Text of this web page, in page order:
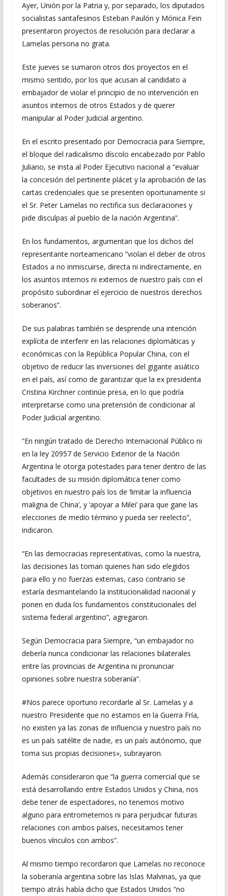
Ayer, Unión por la Patria y, por separado, los diputados
socialistas santafesinos Esteban Paulón y Mónica Fein
presentaron proyectos de resolución para declarar a
Lamelas persona no grata.
Este jueves se sumaron otros dos proyectos en el
mismo sentido, por los que acusan al candidato a
embajador de violar el principio de no intervención en
asuntos internos de otros Estados y de querer
manipular al Poder Judicial argentino.
En el escrito presentado por Democracia para Siempre,
el bloque del radicalismo díscolo encabezado por Pablo
Juliano, se insta al Poder Ejecutivo nacional a “evaluar
la concesión del pertinente plácet y la aprobación de las
cartas credenciales que se presenten oportunamente si
el Sr. Peter Lamelas no rectifica sus declaraciones y
pide disculpas al pueblo de la nación Argentina”.
En los fundamentos, argumentan que los dichos del
representante norteamericano “violan el deber de otros
Estados a no inmiscuirse, directa ni indirectamente, en
los asuntos internos ni externos de nuestro país con el
propósito subordinar el ejercicio de nuestros derechos
soberanos”.
De sus palabras también se desprende una intención
explícita de interferir en las relaciones diplomáticas y
económicas con la República Popular China, con el
objetivo de reducir las inversiones del gigante asiático
en el país, así como de garantizar que la ex presidenta
Cristina Kirchner continúe presa, en lo que podría
interpretarse como una pretensión de condicionar al
Poder Judicial argentino.
“En ningún tratado de Derecho Internacional Público ni
en la ley 20957 de Servicio Exterior de la Nación
Argentina le otorga potestades para tener dentro de las
facultades de su misión diplomática tener como
objetivos en nuestro país los de ‘limitar la influencia
maligna de China’, y ‘apoyar a Milei’ para que gane las
elecciones de medio término y pueda ser reelecto”,
indicaron.
“En las democracias representativas, como la nuestra,
las decisiones las toman quienes han sido elegidos
para ello y no fuerzas externas, caso contrario se
estaría desmantelando la institucionalidad nacional y
ponen en duda los fundamentos constitucionales del
sistema federal argentino”, agregaron.
Según Democracia para Siempre, “un embajador no
debería nunca condicionar las relaciones bilaterales
entre las provincias de Argentina ni pronunciar
opiniones sobre nuestra soberanía”.
#Nos parece oportuno recordarle al Sr. Lamelas y a
nuestro Presidente que no estamos en la Guerra Fría,
no existen ya las zonas de influencia y nuestro país no
es un país satélite de nadie, es un país autónomo, que
toma sus propias decisiones», subrayaron.
Además consideraron que “la guerra comercial que se
está desarrollando entre Estados Unidos y China, nos
debe tener de espectadores, no tenemos motivo
alguno para entrometernos ni para perjudicar futuras
relaciones con ambos países, necesitamos tener
buenos vínculos con ambos”.
Al mismo tiempo recordaron que Lamelas no reconoce
la soberanía argentina sobre las Islas Malvinas, ya que
tiempo atrás había dicho que Estados Unidos “no